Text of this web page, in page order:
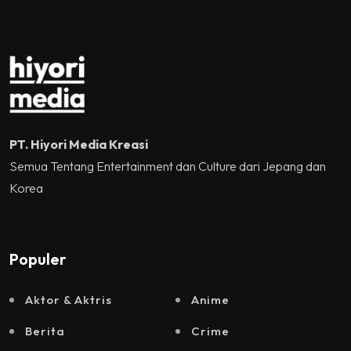
PT. Hiyori Media Kreasi
Semua Tentang Entertainment dan Culture dari Jepang dan
Korea
Populer
Aktor & Aktris Anime
Berita Crime